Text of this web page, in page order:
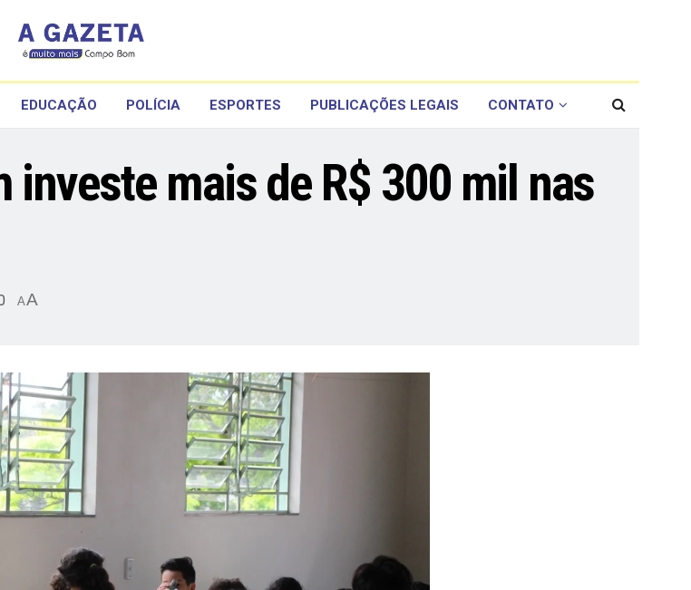
EDUCAÇÃO POLÍCIA ESPORTES PUBLICAÇÕES LEGAIS CONTATO
investe mais de R$ 300 mil nas
AA